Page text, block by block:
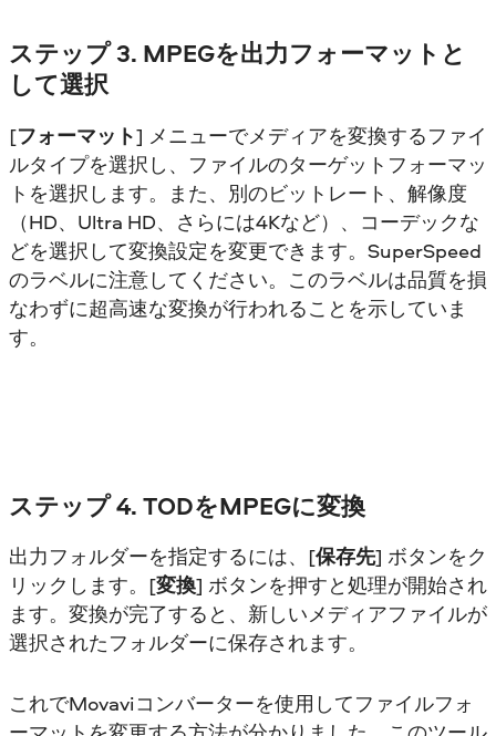
ステップ 3. MPEGを出力フォーマットと
して選択
[フォーマット] メニューでメディアを変換するファイ
ルタイプを選択し、ファイルのターゲットフォーマッ
トを選択します。また、別のビットレート、解像度
（HD、Ultra HD、さらには4Kなど）、コーデックな
どを選択して変換設定を変更できます。SuperSpeed
のラベルに注意してください。このラベルは品質を損
なわずに超高速な変換が行われることを示していま
す。
ステップ 4. TODをMPEGに変換
出力フォルダーを指定するには、[保存先] ボタンをク
リックします。[変換] ボタンを押すと処理が開始され
ます。変換が完了すると、新しいメディアファイルが
選択されたフォルダーに保存されます。
これでMovaviコンバーターを使用してファイルフォ